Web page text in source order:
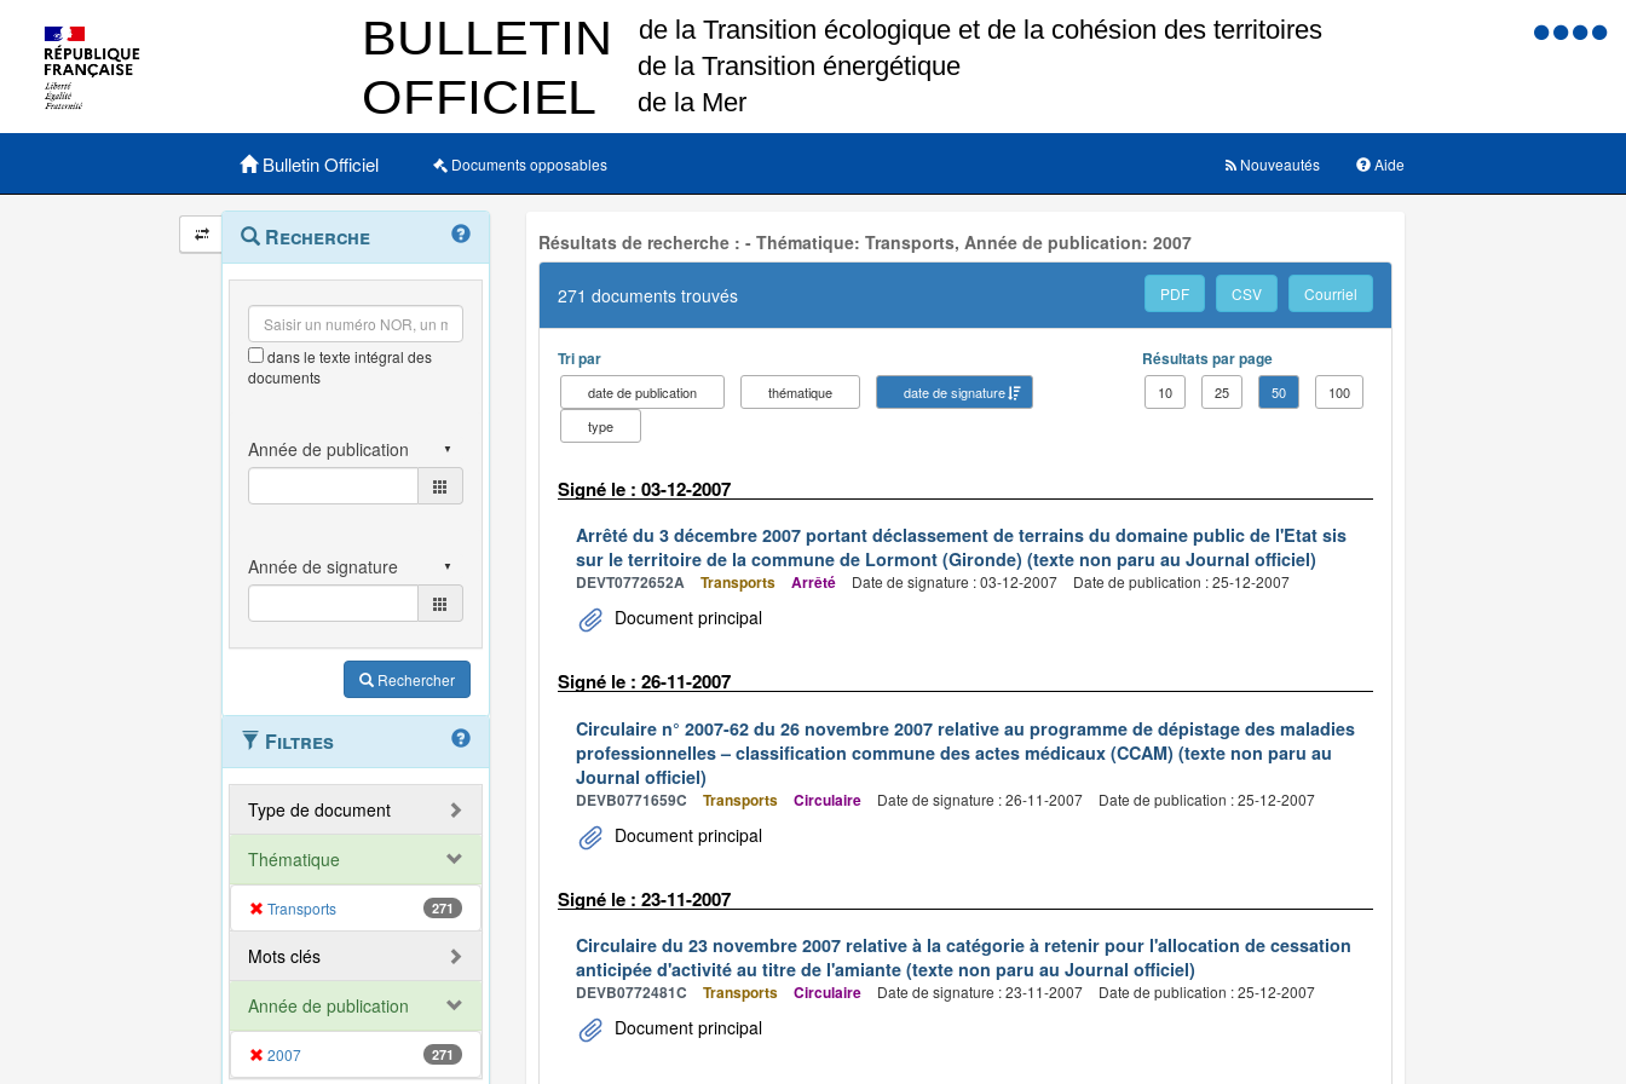
Menu
Menu principal
Bulletin Officiel Documents opposables Aide
Nouveautés
Navigation
et
outils
annexes
Menu
contextuel
Recherche
dans le texte intégral des
documents
Rechercher
Filtres
Type de document
Thématique
Transports 271
Mots clés
Année de publication
2007 271
Résultats de recherche : - Thématique: Transports, Année de publication: 2007
271 documents trouvés PDF CSV Courriel
Tri par
date de publication thématique
date de signature
type
Résultats par page
10 25 50 100
Signé le : 03-12-2007
Arrêté du 3 décembre 2007 portant déclassement de terrains du domaine public de l'Etat sis
sur le territoire de la commune de Lormont (Gironde) (texte non paru au Journal officiel)
DEVT0772652A Transports Arrêté Date de signature : 03-12-2007 Date de publication : 25-12-2007
Document principal
Signé le : 26-11-2007
Circulaire n° 2007-62 du 26 novembre 2007 relative au programme de dépistage des maladies
professionnelles – classification commune des actes médicaux (CCAM) (texte non paru au
Journal officiel)
DEVB0771659C Transports Circulaire Date de signature : 26-11-2007 Date de publication : 25-12-2007
Document principal
Signé le : 23-11-2007
Circulaire du 23 novembre 2007 relative à la catégorie à retenir pour l'allocation de cessation
anticipée d'activité au titre de l'amiante (texte non paru au Journal officiel)
DEVB0772481C Transports Circulaire Date de signature : 23-11-2007 Date de publication : 25-12-2007
Document principal